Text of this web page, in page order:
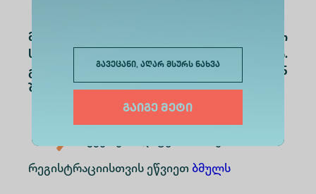
გავეცანი, აღარ მსურს ნახვა
გაიგე მეტი
მონაწილე გუნდებს გადაეცემათ
სერტიფიკატები და საჩუქრები.
გამარჯვებულები გამოვლინდებიან
შემდეგ ნომინაციებში:
რეგისტრაციისთვის ეწვიეთ ბმულს